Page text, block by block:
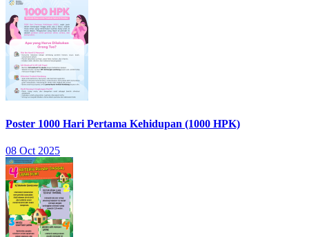
Poster 1000 Hari Pertama Kehidupan (1000 HPK)
08 Oct 2025